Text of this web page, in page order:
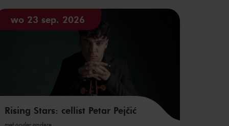
wo 23 sep. 2026
Rising Stars: cellist Petar Pejčić
met onder andere